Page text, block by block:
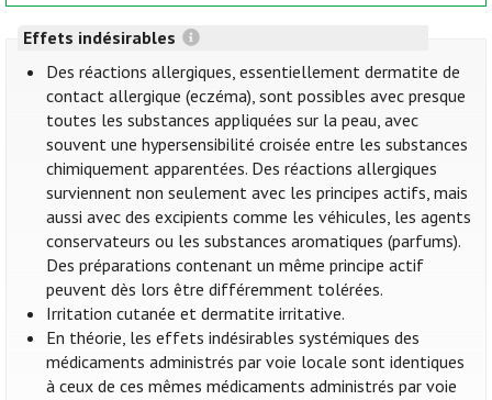
Effets indésirables
Des réactions allergiques, essentiellement dermatite de
contact allergique (eczéma), sont possibles avec presque
toutes les substances appliquées sur la peau, avec
souvent une hypersensibilité croisée entre les substances
chimiquement apparentées. Des réactions allergiques
surviennent non seulement avec les principes actifs, mais
aussi avec des excipients comme les véhicules, les agents
conservateurs ou les substances aromatiques (parfums).
Des préparations contenant un même principe actif
peuvent dès lors être différemment tolérées.
Irritation cutanée et dermatite irritative.
En théorie, les effets indésirables systémiques des
médicaments administrés par voie locale sont identiques
à ceux de ces mêmes médicaments administrés par voie